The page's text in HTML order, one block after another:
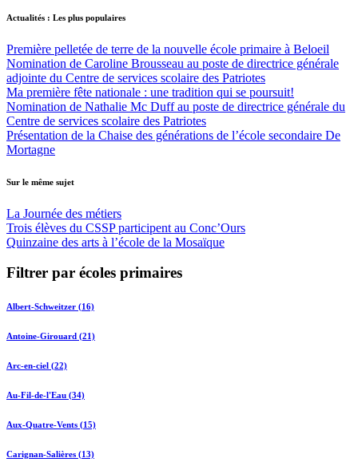
Actualités : Les plus populaires
Première pelletée de terre de la nouvelle école primaire à Beloeil
Nomination de Caroline Brousseau au poste de directrice générale
adjointe du Centre de services scolaire des Patriotes
Ma première fête nationale : une tradition qui se poursuit!
Nomination de Nathalie Mc Duff au poste de directrice générale du
Centre de services scolaire des Patriotes
Présentation de la Chaise des générations de l’école secondaire De
Mortagne
Sur le même sujet
La Journée des métiers
Trois élèves du CSSP participent au Conc’Ours
Quinzaine des arts à l’école de la Mosaïque
Filtrer par écoles primaires
Albert-Schweitzer (16)
Antoine-Girouard (21)
Arc-en-ciel (22)
Au-Fil-de-l'Eau (34)
Aux-Quatre-Vents (15)
Carignan-Salières (13)